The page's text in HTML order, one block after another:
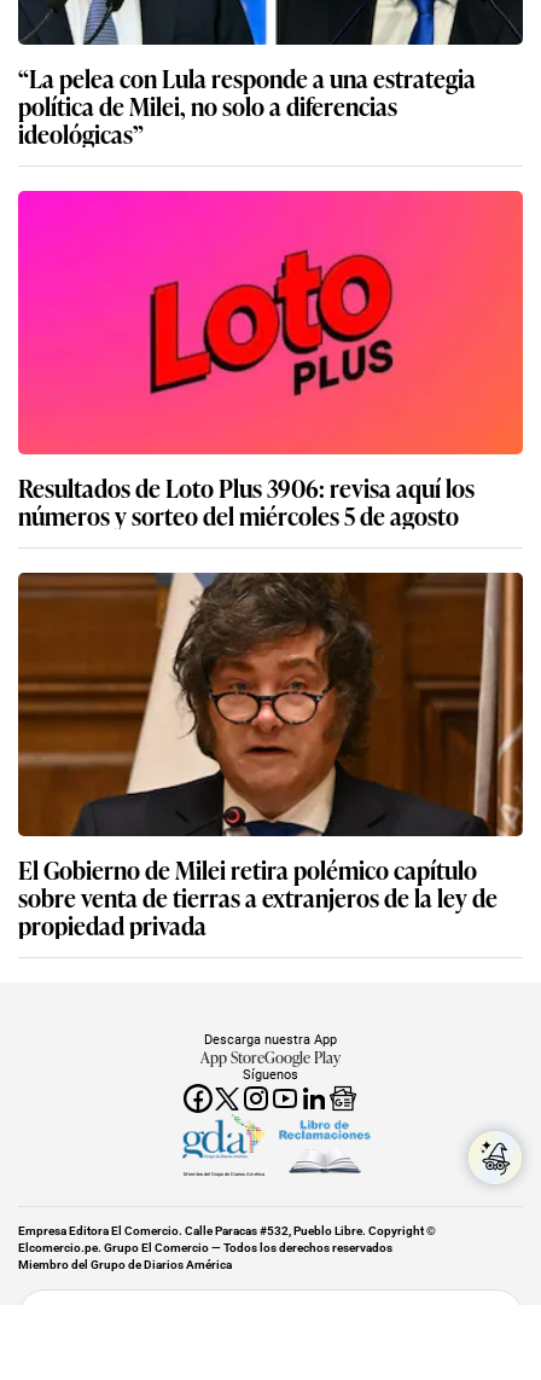
“La pelea con Lula responde a una estrategia
política de Milei, no solo a diferencias
ideológicas”
Resultados de Loto Plus 3906: revisa aquí los
números y sorteo del miércoles 5 de agosto
El Gobierno de Milei retira polémico capítulo
sobre venta de tierras a extranjeros de la ley de
propiedad privada
Síguenos
Descarga nuestra App
App StoreGoogle Play
Miembro del Grupo de Diarios América
Empresa Editora El Comercio. Calle Paracas #532, Pueblo Libre. Copyright ©
Elcomercio.pe. Grupo El Comercio — Todos los derechos reservados
Miembro del Grupo de Diarios América